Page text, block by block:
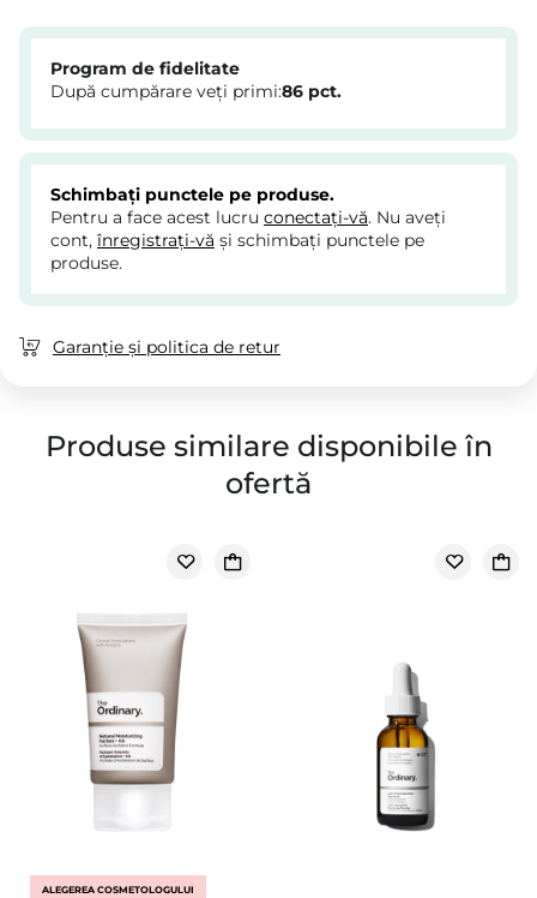
Program de fidelitate
După cumpărare veți primi:86 pct.
Schimbați punctele pe produse.
Pentru a face acest lucru conectați-vă. Nu aveți
cont, înregistrați-vă și schimbați punctele pe
produse.
Garanție și politica de retur
Produse similare disponibile în
ofertă
ALEGEREA COSMETOLOGULUI